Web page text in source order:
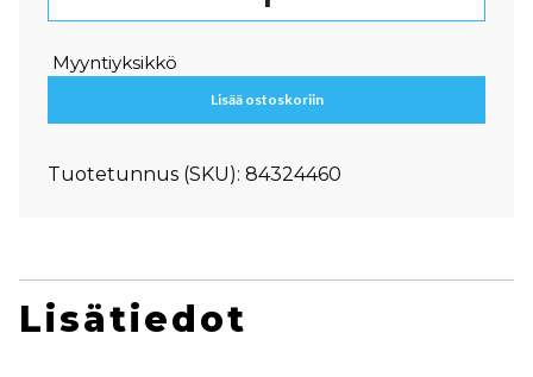
Myyntiyksikkö
Lisää ostoskoriin
Tuotetunnus (SKU): 84324460
Lisätiedot